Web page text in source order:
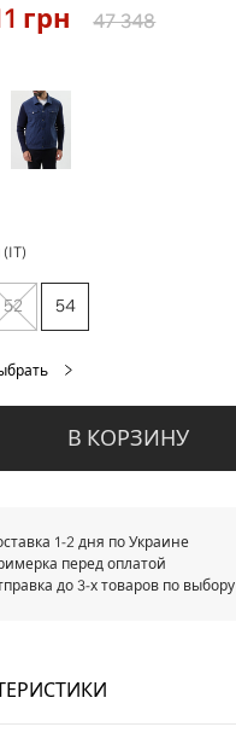
грн 47 348
52 54
В КОРЗИНУ
1-2 дня по Украине
перед оплатой
до 3-х товаров по выбору